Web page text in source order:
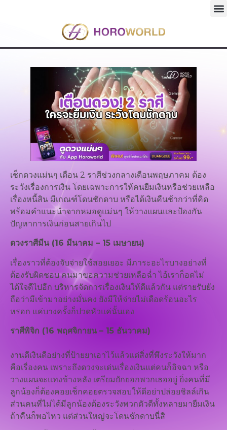
เช็กดวงแม่นๆ เตือน 2 ราศีช่วงกลางเดือนพฤษภาคม ต้อง
ระวังเรื่องการเงิน โดยเฉพาะการให้คนยืมเงินหรือช่วยเหลือ
เรื่องหนี้สิน มีเกณฑ์โดนชักดาบ หรือได้เงินคืนช้ากว่าที่คิด
พร้อมคำแนะนำจากหมอดูแม่นๆ ให้วางแผนและป้องกัน
ปัญหาการเงินก่อนสายเกินไป
ดวงราศีมีน (16 มีนาคม – 15 เมษายน)
เรื่องราวที่ต้องจับจ่ายใช้สอยเยอะ มีภาระอะไรบางอย่างที่
ต้องรับผิดชอบ คนมาขอความช่วยเหลือฉ่ำ ไอ้เราก็อดไม่
ได้ใจดีไปอีก บริหารจัดการเรื่องเงินให้ดีแล้วกัน แต่รายรับยัง
ถือว่ามีเข้ามาอย่างมั่นคง ยังมีให้จ่ายไม่เดือดร้อนอะไร
หรอก แค่บางครั้งก็ปวดหัวแค่นั้นเอง
ราศีพิจิก (16 พฤศจิกายน – 15 ธันวาคม)
งานดีเงินดีอย่างที่ป้ายยาเอาไว้แล้วแต่สิ่งที่พึงระวังให้มาก
คือเรื่องคน เพราะถึงดวงจะเด่นเรื่องเงินแต่คนก็อิจฉา หรือ
วางแผนจะแทงข้างหลัง เตรียมยักยอกพวกเธออยู่ ยิ่งคนที่มี
ลูกน้องก็ต้องคอยเช็กคอยตรวจสอบให้ดีอย่าปล่อยชิลล์เกิน
ส่วนคนที่ไม่ได้มีลูกน้องต้องระวังพวกตัวดีทั้งหลายมายืมเงิน
ถ้าคืนก็พอไหว แต่ส่วนใหญ่จะโดนชักดาบนี่สิ